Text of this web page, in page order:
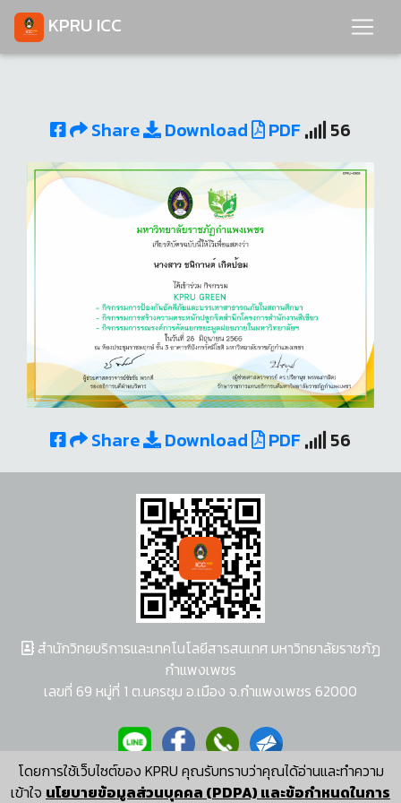
KPRU ICC
Share Download PDF 56
Share Download PDF 56
โดยการใช้เว็บไซต์ของ KPRU คุณรับทราบว่าคุณได้อ่านและทำความ
เข้าใจ นโยบายข้อมูลส่วนบุคคล (PDPA) และข้อกำหนดในการ
สำนักวิทยบริการและเทคโนโลยีสารสนเทศ มหาวิทยาลัยราชภัฏ
กำแพงเพชร
เลขที่ 69 หมู่ที่ 1 ต.นครชุม อ.เมือง จ.กำแพงเพชร 62000
ผู้พัฒนาระบบ อนุชา พวงผกา